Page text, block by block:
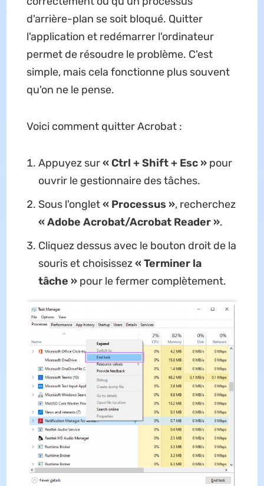
d'arrière-plan se soit bloqué. Quitter
l'application et redémarrer l'ordinateur
permet de résoudre le problème. C'est
simple, mais cela fonctionne plus souvent
qu'on ne le pense.
Voici comment quitter Acrobat :
Appuyez sur« Ctrl + Shift + Esc »pour
ouvrir le gestionnaire des tâches.
Sous l'onglet« Processus », recherchez
« Adobe Acrobat/Acrobat Reader ».
Cliquez dessus avec le bouton droit de la
souris et choisissez« Terminer la
tâche »pour le fermer complètement.